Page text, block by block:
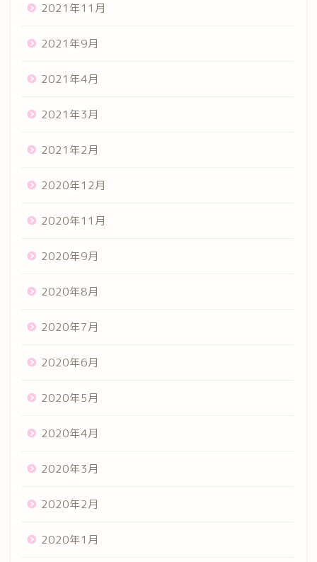
2021年11月
2021年9月
2021年4月
2021年3月
2021年2月
2020年12月
2020年11月
2020年9月
2020年8月
2020年7月
2020年6月
2020年5月
2020年4月
2020年3月
2020年2月
2020年1月